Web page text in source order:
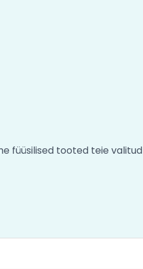
füüsilised tooted teie valitud